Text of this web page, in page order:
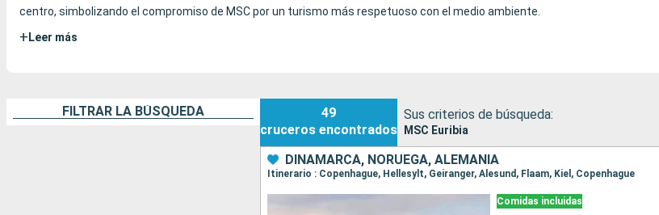
centro, simbolizando el compromiso de MSC por un turismo más respetuoso con el medio ambiente.
+ Leer más
FILTRAR LA BÚSQUEDA
49
cruceros encontrados
Sus criterios de búsqueda:
MSC Euribia
DINAMARCA, NORUEGA, ALEMANIA
Itinerario : Copenhague, Hellesylt, Geiranger, Alesund, Flaam, Kiel, Copenhague
Comidas incluidas